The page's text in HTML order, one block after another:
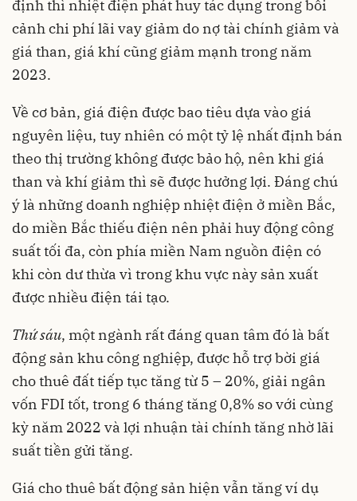
định thì nhiệt điện phát huy tác dụng trong bối
cảnh chi phí lãi vay giảm do nợ tài chính giảm và
giá than, giá khí cũng giảm mạnh trong năm
2023.
Về cơ bản, giá điện được bao tiêu dựa vào giá
nguyên liệu, tuy nhiên có một tỷ lệ nhất định bán
theo thị trường không được bảo hộ, nên khi giá
than và khí giảm thì sẽ được hưởng lợi. Đáng chú
ý là những doanh nghiệp nhiệt điện ở miền Bắc,
do miền Bắc thiếu điện nên phải huy động công
suất tối đa, còn phía miền Nam nguồn điện có
khi còn dư thừa vì trong khu vực này sản xuất
được nhiều điện tái tạo.
Thứsáu, một ngành rất đáng quan tâm đó là bất
động sản khu công nghiệp, được hỗ trợ bời giá
cho thuê đất tiếp tục tăng từ 5 – 20%, giải ngân
vốn FDI tốt, trong 6 tháng tăng 0,8% so với cùng
kỳ năm 2022 và lợi nhuận tài chính tăng nhờ lãi
suất tiền gửi tăng.
Giá cho thuê bất động sản hiện vẫn tăng ví dụ